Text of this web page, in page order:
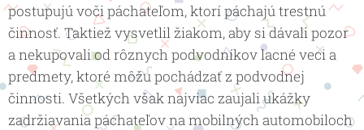
postupujú voči páchateľom, ktorí páchajú trestnú
činnosť. Taktiež vysvetlil žiakom, aby si dávali pozor
a nekupovali od rôznych podvodníkov lacné veci a
predmety, ktoré môžu pochádzať z podvodnej
činnosti. Všetkých však najviac zaujali ukážky
zadržiavania páchateľov na mobilných automobiloch